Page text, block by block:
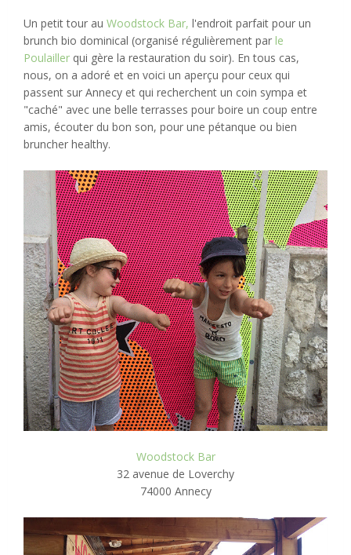
Un petit tour au Woodstock Bar, l'endroit parfait pour un
brunch bio dominical (organisé régulièrement par le
Poulailler qui gère la restauration du soir). En tous cas,
nous, on a adoré et en voici un aperçu pour ceux qui
passent sur Annecy et qui recherchent un coin sympa et
"caché" avec une belle terrasses pour boire un coup entre
amis, écouter du bon son, pour une pétanque ou bien
bruncher healthy.
Woodstock Bar
32 avenue de Loverchy
74000 Annecy